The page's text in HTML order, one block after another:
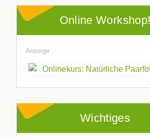
Online Workshop!
Anzeige
Wichtiges